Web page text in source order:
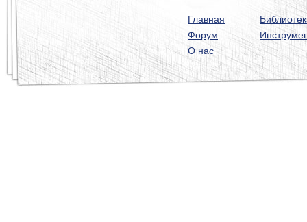
Главная
Форум
О нас